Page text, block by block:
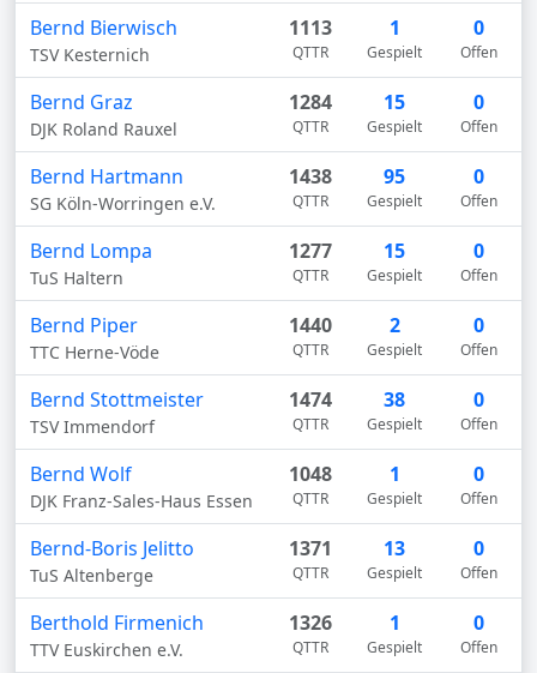
Bernd Bierwisch
TSV Kesternich
1113
QTTR
1
Gespielt
0
Offen
Bernd Graz
DJK Roland Rauxel
1284
QTTR
15
Gespielt
0
Offen
Bernd Hartmann
SG Köln-Worringen e.V.
1438
QTTR
95
Gespielt
0
Offen
Bernd Lompa
TuS Haltern
1277
QTTR
15
Gespielt
0
Offen
Bernd Piper
TTC Herne-Vöde
1440
QTTR
2
Gespielt
0
Offen
Bernd Stottmeister
TSV Immendorf
1474
QTTR
38
Gespielt
0
Offen
Bernd Wolf
DJK Franz-Sales-Haus Essen
1048
QTTR
1
Gespielt
0
Offen
Bernd-Boris Jelitto
TuS Altenberge
1371
QTTR
13
Gespielt
0
Offen
Berthold Firmenich
TTV Euskirchen e.V.
1326
QTTR
1
Gespielt
0
Offen